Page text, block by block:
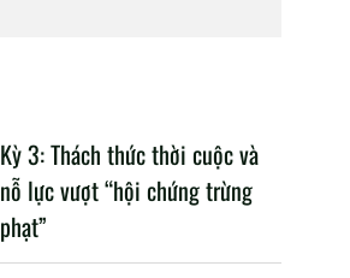
Kỳ 3: Thách thức thời cuộc và
nỗ lực vượt “hội chứng trừng
phạt”